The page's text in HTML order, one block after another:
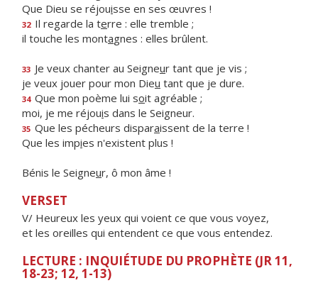
Que Dieu se réjouisse en ses œuvres !
32 Il regarde la terre : elle tremble ;
il touche les montagnes : elles brûlent.
33 Je veux chanter au Seigneur tant que je vis ;
je veux jouer pour mon Dieu tant que je dure.
34 Que mon poème lui soit agréable ;
moi, je me réjouis dans le Seigneur.
35 Que les pécheurs disparaissent de la terre !
Que les impies n'existent plus !
Bénis le Seigneur, ô mon âme !
VERSET
V/ Heureux les yeux qui voient ce que vous voyez,
et les oreilles qui entendent ce que vous entendez.
LECTURE : INQUIÉTUDE DU PROPHÈTE (JR 11,
18-23; 12, 1-13)